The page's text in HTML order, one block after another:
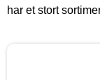
har et stort